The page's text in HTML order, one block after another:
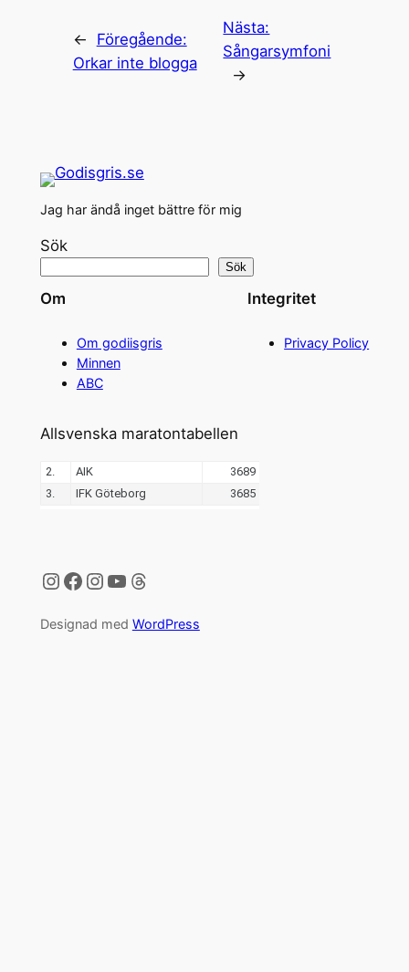
←
Föregående:
Orkar inte blogga
Nästa:
Sångarsymfoni
→
Jag har ändå inget bättre för mig
Sök
Sök
Om
Om godiisgris
Minnen
ABC
Integritet
Privacy Policy
Allsvenska maratontabellen
Instagram
Facebook
Instagram
YouTube
Threads
Designad med WordPress